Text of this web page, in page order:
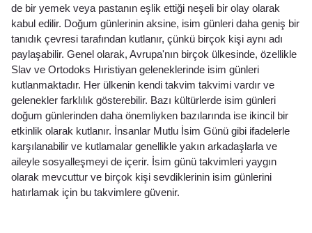
de bir yemek veya pastanın eşlik ettiği neşeli bir olay olarak
kabul edilir. Doğum günlerinin aksine, isim günleri daha geniş bir
tanıdık çevresi tarafından kutlanır, çünkü birçok kişi aynı adı
paylaşabilir. Genel olarak, Avrupa'nın birçok ülkesinde, özellikle
Slav ve Ortodoks Hıristiyan geleneklerinde isim günleri
kutlanmaktadır. Her ülkenin kendi takvim takvimi vardır ve
gelenekler farklılık gösterebilir. Bazı kültürlerde isim günleri
doğum günlerinden daha önemliyken bazılarında ise ikincil bir
etkinlik olarak kutlanır. İnsanlar Mutlu İsim Günü gibi ifadelerle
karşılanabilir ve kutlamalar genellikle yakın arkadaşlarla ve
aileyle sosyalleşmeyi de içerir. İsim günü takvimleri yaygın
olarak mevcuttur ve birçok kişi sevdiklerinin isim günlerini
hatırlamak için bu takvimlere güvenir.